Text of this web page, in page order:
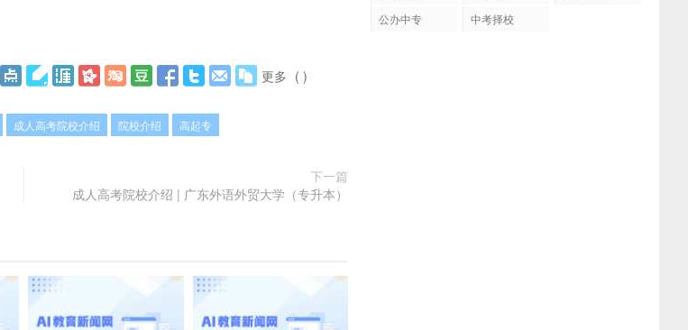
更多 ( )
成人高考院校介绍 院校介绍 高起专
下一篇
成人高考院校介绍 | 广东外语外贸大学（专升本）
公办中专
中考择校